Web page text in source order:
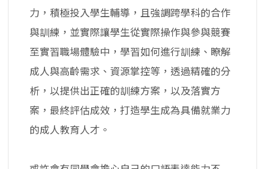
力，積極投入學生輔導，且強調跨學科的合作
與訓練，並實際讓學生從實際操作與參與競賽
至實習職場體驗中，學習如何進行訓練、瞭解
成人與高齡需求、資源掌控等，透過精確的分
析，以提供出正確的訓練方案，以及落實方
案，最終評估成效，打造學生成為具備就業力
的成人教育人才。